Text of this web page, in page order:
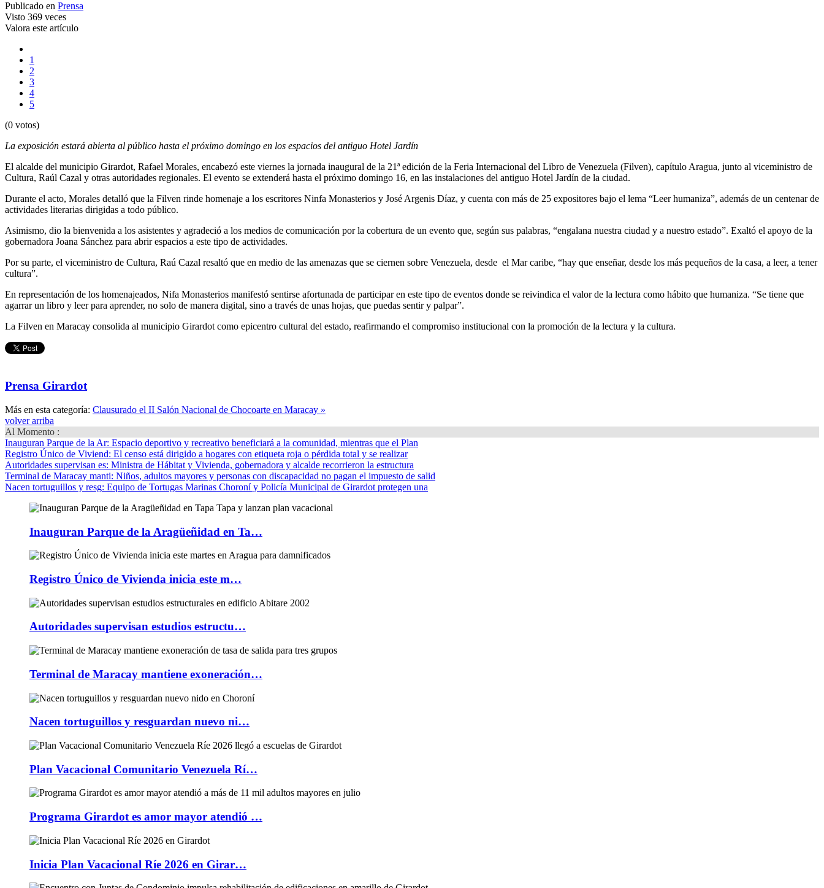
Publicado en Prensa
Visto 369 veces
Valora este artículo
1
2
3
4
5
(0 votos)
La exposición estará abierta al público hasta el próximo domingo en los espacios del antiguo Hotel Jardín
El alcalde del municipio Girardot, Rafael Morales, encabezó este viernes la jornada inaugural de la 21ª edición de la Feria Internacional del Libro de Venezuela (Filven), capítulo Aragua, junto al viceministro de
Cultura, Raúl Cazal y otras autoridades regionales. El evento se extenderá hasta el próximo domingo 16, en las instalaciones del antiguo Hotel Jardín de la ciudad.
Durante el acto, Morales detalló que la Filven rinde homenaje a los escritores Ninfa Monasterios y José Argenis Díaz, y cuenta con más de 25 expositores bajo el lema “Leer humaniza”, además de un centenar de
actividades literarias dirigidas a todo público.
Asimismo, dio la bienvenida a los asistentes y agradeció a los medios de comunicación por la cobertura de un evento que, según sus palabras, “engalana nuestra ciudad y a nuestro estado”. Exaltó el apoyo de la
gobernadora Joana Sánchez para abrir espacios a este tipo de actividades.
Por su parte, el viceministro de Cultura, Raú Cazal resaltó que en medio de las amenazas que se ciernen sobre Venezuela, desde el Mar caribe, “hay que enseñar, desde los más pequeños de la casa, a leer, a tener
cultura”.
En representación de los homenajeados, Nifa Monasterios manifestó sentirse afortunada de participar en este tipo de eventos donde se reivindica el valor de la lectura como hábito que humaniza. “Se tiene que
agarrar un libro y leer para aprender, no solo de manera digital, sino a través de unas hojas, que puedas sentir y palpar”.
La Filven en Maracay consolida al municipio Girardot como epicentro cultural del estado, reafirmando el compromiso institucional con la promoción de la lectura y la cultura.
Prensa Girardot
Más en esta categoría: Clausurado el II Salón Nacional de Chocoarte en Maracay »
volver arriba
Al Momento :
Inauguran Parque de la Ar: Espacio deportivo y recreativo beneficiará a la comunidad, mientras que el Plan
Registro Único de Viviend: El censo está dirigido a hogares con etiqueta roja o pérdida total y se realizar
Autoridades supervisan es: Ministra de Hábitat y Vivienda, gobernadora y alcalde recorrieron la estructura
Terminal de Maracay manti: Niños, adultos mayores y personas con discapacidad no pagan el impuesto de salid
Nacen tortuguillos y resg: Equipo de Tortugas Marinas Choroní y Policía Municipal de Girardot protegen una
Inauguran Parque de la Aragüeñidad en Ta…
Registro Único de Vivienda inicia este m…
Autoridades supervisan estudios estructu…
Terminal de Maracay mantiene exoneración…
Nacen tortuguillos y resguardan nuevo ni…
Plan Vacacional Comunitario Venezuela Rí…
Programa Girardot es amor mayor atendió …
Inicia Plan Vacacional Ríe 2026 en Girar…